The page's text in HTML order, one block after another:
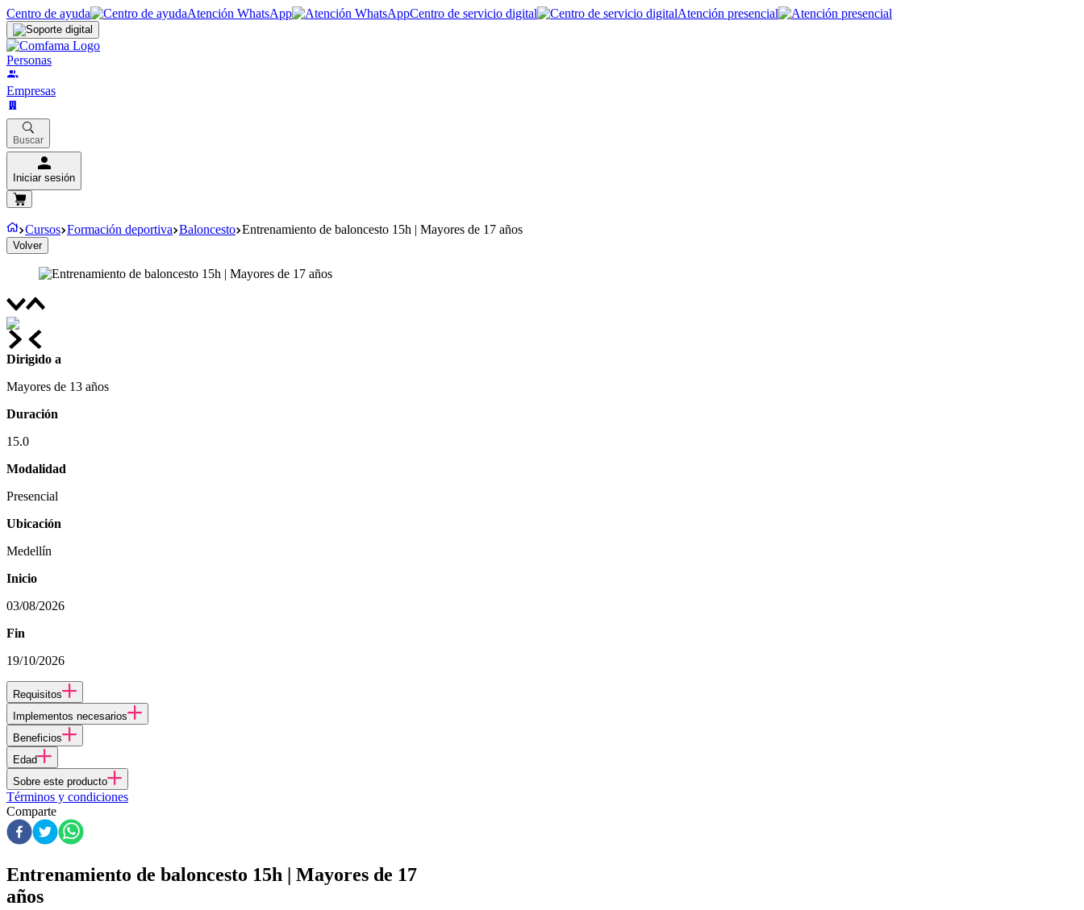
Centro de ayuda Atención WhatsApp Centro de servicio digital Atención presencial
Personas
Empresas
Buscar
Iniciar sesión
Cursos Formación deportiva Baloncesto Entrenamiento de baloncesto 15h | Mayores de 17 años
Volver
Dirigido a
Mayores de 13 años
Duración
15.0
Modalidad
Presencial
Ubicación
Medellín
Inicio
03/08/2026
Fin
19/10/2026
Requisitos
Implementos necesarios
Beneficios
Edad
Sobre este producto
Términos y condiciones
Comparte
Entrenamiento de baloncesto 15h | Mayores de 17
años